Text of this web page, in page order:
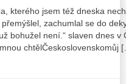
kterého jsem též dneska
zachumlal se do
bohužel není.“ slaven dnes v
chtělČeskoslovenskomůj